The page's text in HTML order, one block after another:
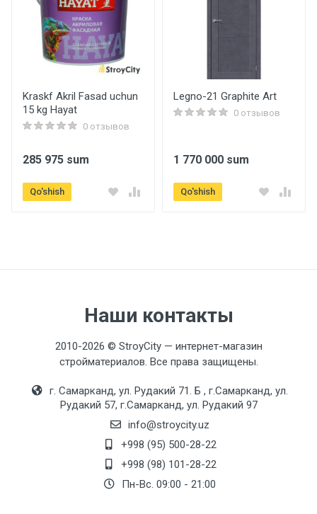
Kraskf Akril Fasad uchun
15 kg Hayat
0 отзывов
285 975 sum
Qo'shish
Legno-21 Graphite Art
0 отзывов
1 770 000 sum
Qo'shish
Наши контакты
2010-2026 © StroyCity — интернет-магазин
стройматериалов. Все права защищены.
г. Самарканд, ул. Рудакий 71. Б , г.Самарканд, ул.
Рудакий 57, г.Самарканд, ул. Рудакий 97
info@stroycity.uz
+998 (95) 500-28-22
+998 (98) 101-28-22
Пн-Вс. 09:00 - 21:00